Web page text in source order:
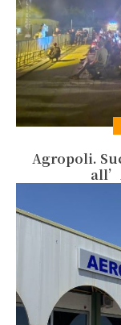
Agropoli.